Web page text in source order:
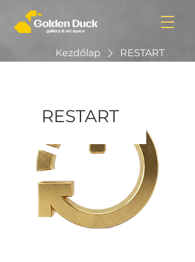
Kezdőlap RESTART
RESTART